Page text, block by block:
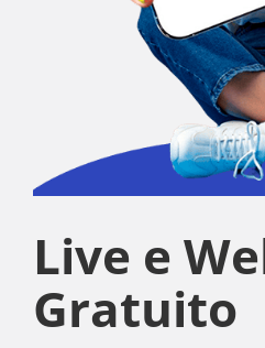
Live e
Gratuito